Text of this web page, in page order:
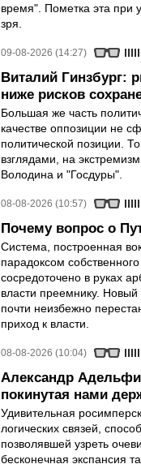
время". Пометка эта при
зря.
09-08-2026 (14:27)
Виталий Гинзбург:
ниже рисков
Большая же часть
качестве оппозиции не
политической позиции.
взглядами, на
Володина и "Госдуры".
08-08-2026 (10:57)
Почему вопрос о
Система, построенная
парадоксом
сосредоточено в руках
власти преемнику.
почти неизбежно
приход к власти.
08-08-2026 (10:04)
Александр
покинутая нами
Удивительная
логических связей,
позволявшей узреть
бесконечная экспансия